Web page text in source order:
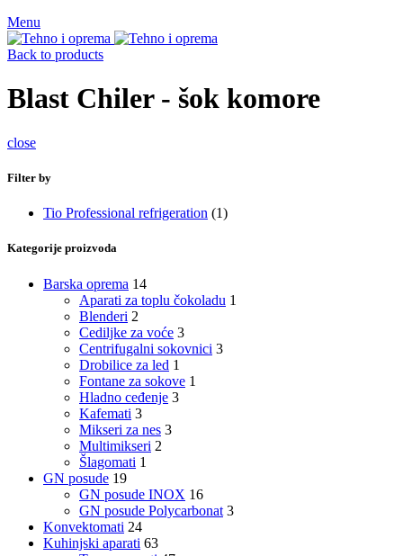
Menu
Back to products
Blast Chiler - šok komore
close
Filter by
Tio Professional refrigeration (1)
Kategorije proizvoda
Barska oprema 14
Aparati za toplu čokoladu 1
Blenderi 2
Cediljke za voće 3
Centrifugalni sokovnici 3
Drobilice za led 1
Fontane za sokove 1
Hladno ceđenje 3
Kafemati 3
Mikseri za nes 3
Multimikseri 2
Šlagomati 1
GN posude 19
GN posude INOX 16
GN posude Polycarbonat 3
Konvektomati 24
Kuhinjski aparati 63